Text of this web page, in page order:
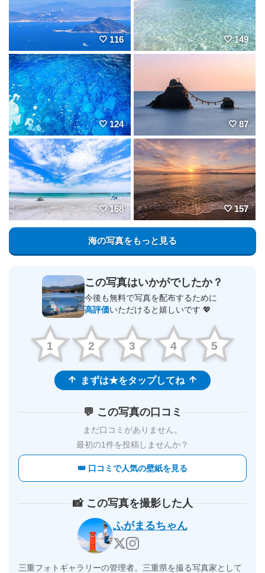
116 149
124 87
168 157
海の写真をもっと見る
この写真はいかがでしたか？
今後も無料で写真を配布するために
高評価いただけると嬉しいです 💖
1 2 3 4 5
まずは★をタップしてね
💬 この写真の口コミ
まだ口コミがありません。
最初の1件を投稿しませんか？
👑 口コミで人気の壁紙を見る
📸 この写真を撮影した人
ふがまるちゃん
三重フォトギャラリーの管理者。三重県を撮る写真家として